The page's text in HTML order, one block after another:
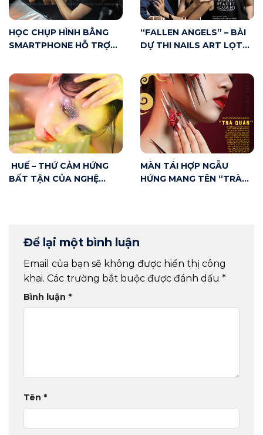
HỌC CHỤP HÌNH BẰNG
SMARTPHONE HỖ TRỢ
THẾ NÀO?
“FALLEN ANGELS” – BÀI
DỰ THI NAILS ART LỌT
BEAUTY AWARDS 2020
HUẾ – THỨ CẢM HỨNG
BẤT TẬN CỦA NGHỆ
MÀN TÁI HỢP NGẪU
HỨNG MANG TÊN “TRÀ
Để lại một bình luận
Email của bạn sẽ không được hiển thị công
khai. Các trường bắt buộc được đánh dấu *
Bình luận *
Tên *